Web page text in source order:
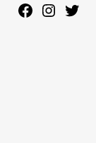
Facebook